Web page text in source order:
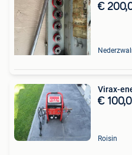
€
Virax-
€
Roisin